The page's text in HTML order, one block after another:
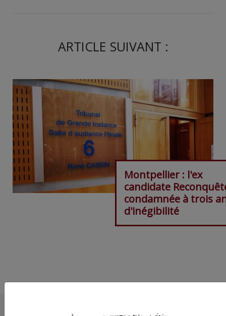
ARTICLE SUIVANT :
Montpellier : l'ex
candidate
condamnée à trois
d'inégibilité